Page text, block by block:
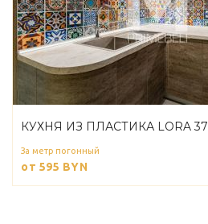
КУХНЯ ИЗ ПЛАСТИКА LORA 37
За метр погонный
от 595 BYN